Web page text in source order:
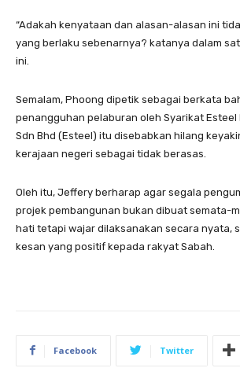
“Adakah kenyataan dan alasan-alasan ini
yang berlaku sebenarnya? katanya dalam
ini.
Semalam, Phoong dipetik sebagai berkata
penangguhan pelaburan oleh Syarikat Esteel
Sdn Bhd (Esteel) itu disebabkan hilang
kerajaan negeri sebagai tidak berasas.
Oleh itu, Jeffery berharap agar segala
projek pembangunan bukan dibuat semata-
hati tetapi wajar dilaksanakan secara nyata,
kesan yang positif kepada rakyat Sabah.
Facebook Twitter